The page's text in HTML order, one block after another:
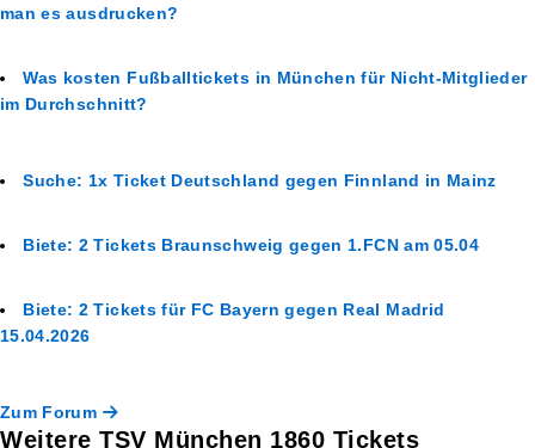
man es ausdrucken?
Was kosten Fußballtickets in München für Nicht-Mitglieder
im Durchschnitt?
Suche: 1x Ticket Deutschland gegen Finnland in Mainz
Biete: 2 Tickets Braunschweig gegen 1.FCN am 05.04
Biete: 2 Tickets für FC Bayern gegen Real Madrid
15.04.2026
Zum Forum
Weitere TSV München 1860 Tickets